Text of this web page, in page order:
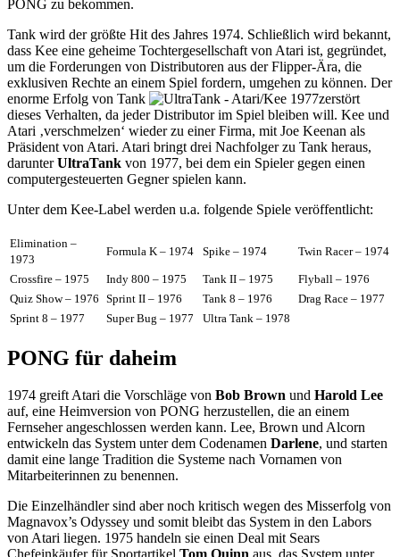
PONG zu bekommen.
Tank wird der größte Hit des Jahres 1974. Schließlich wird bekannt,
dass Kee eine geheime Tochtergesellschaft von Atari ist, gegründet,
um die Forderungen von Distributoren aus der Flipper-Ära, die
exklusiven Rechte an einem Spiel fordern, umgehen zu können. Der
enorme Erfolg von Tank
zerstört
dieses Verhalten, da jeder Distributor im Spiel bleiben will. Kee und
Atari ‚verschmelzen‘ wieder zu einer Firma, mit Joe Keenan als
Präsident von Atari. Atari bringt drei Nachfolger zu Tank heraus,
darunterUltraTank von 1977, bei dem ein Spieler gegen einen
computergesteuerten Gegner spielen kann.
Unter dem Kee-Label werden u.a. folgende Spiele veröffentlicht:
Elimination –
1973
Formula K – 1974 Spike – 1974 Twin Racer – 1974
Crossfire – 1975 Indy 800 – 1975 Tank II – 1975
Flyball – 1976
Quiz Show – 1976 Sprint II – 1976 Tank 8 – 1976
Drag Race – 1977
Sprint 8 – 1977
Super Bug – 1977 Ultra Tank – 1978
PONG für daheim
1974 greift Atari die Vorschläge von Bob Brown und Harold Lee
auf, eine Heimversion von PONG herzustellen, die an einem
Fernseher angeschlossen werden kann. Lee, Brown und Alcorn
entwickeln das System unter dem Codenamen Darlene, und starten
damit eine lange Tradition die Systeme nach Vornamen von
Mitarbeiterinnen zu benennen.
Die Einzelhändler sind aber noch kritisch wegen des Misserfolg von
Magnavox’s Odyssey und somit bleibt das System in den Labors
von Atari liegen. 1975 handeln sie einen Deal mit Sears